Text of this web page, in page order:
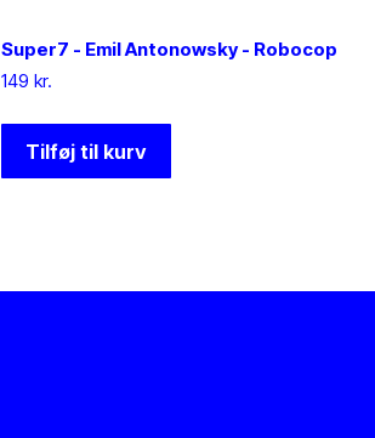
Super7 - Emil Antonowsky - Robocop
149 kr.
Tilføj til kurv